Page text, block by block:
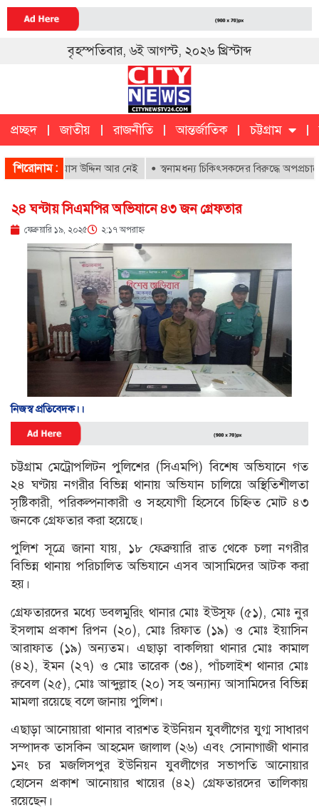
বৃহস্পতিবার, ৬ই আগস্ট, ২০২৬ খ্রিস্টাব্দ
প্রচ্ছদ জাতীয় রাজনীতি আন্তর্জাতিক চট্টগ্রাম
চট্টগ্রাম
শিরোনাম :
লায়ন গিয়াস উদ্দিন আর নেই স্বনামধন্য চিকিৎসকদের বিরুদ্ধে অপপ্রচারে
২৪ ঘন্টায় সিএমপির অভিযানে ৪৩ জন গ্রেফতার
ফেব্রুয়ারি ১৯, ২০২৫ ২:১৭ অপরাহ্ণ
নিজস্ব প্রতিবেদক।।
চট্টগ্রাম মেট্রোপলিটন পুলিশের (সিএমপি) বিশেষ অভিযানে গত
২৪ ঘণ্টায় নগরীর বিভিন্ন থানায় অভিযান চালিয়ে অস্থিতিশীলতা
সৃষ্টিকারী, পরিকল্পনাকারী ও সহযোগী হিসেবে চিহ্নিত মোট ৪৩
জনকে গ্রেফতার করা হয়েছে।
পুলিশ সূত্রে জানা যায়, ১৮ ফেব্রুয়ারি রাত থেকে চলা নগরীর
বিভিন্ন থানায় পরিচালিত অভিযানে এসব আসামিদের আটক করা
হয়।
গ্রেফতারদের মধ্যে ডবলমুরিং থানার মোঃ ইউসুফ (৫১), মোঃ নুর
ইসলাম প্রকাশ রিপন (২০), মোঃ রিফাত (১৯) ও মোঃ ইয়াসিন
আরাফাত (১৯) অন্যতম। এছাড়া বাকলিয়া থানার মোঃ কামাল
(৪২), ইমন (২৭) ও মোঃ তারেক (৩৪), পাঁচলাইশ থানার মোঃ
রুবেল (২৫), মোঃ আব্দুল্লাহ (২০) সহ অন্যান্য আসামিদের বিভিন্ন
মামলা রয়েছে বলে জানায় পুলিশ।
এছাড়া আনোয়ারা থানার বারশত ইউনিয়ন যুবলীগের যুগ্ম সাধারণ
সম্পাদক তাসকিন আহমেদ জালাল (২৬) এবং সোনাগাজী থানার
১নং চর মজলিসপুর ইউনিয়ন যুবলীগের সভাপতি আনোয়ার
হোসেন প্রকাশ আনোয়ার খায়ের (৪২) গ্রেফতারদের তালিকায়
রয়েছেন।